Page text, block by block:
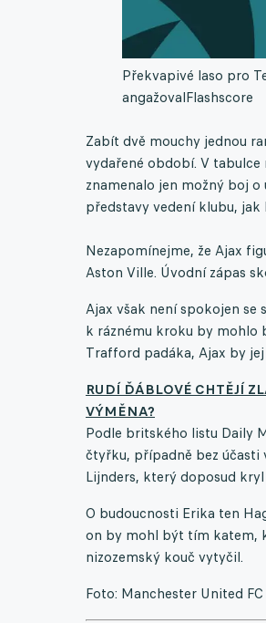
Překvapivé laso pro
angažovalFlashscore
Zabít dvě mouchy jednou
vydařené období. V tabulce
znamenalo jen možný boj
představy vedení klubu,
Nezapomínejme, že Ajax
Aston Ville. Úvodní zápas
Ajax však není spokojen se
k ráznému kroku by mohlo
Trafford padáka, Ajax by jej
RUDÍ ĎÁBLOVÉ CHTĚJÍ
VÝMĚNA?
Podle britského listu Daily
čtyřku, případně bez účasti
Lijnders, který doposud
O budoucnosti Erika ten
on by mohl být tím katem,
nizozemský kouč vytyčil.
Foto: Manchester United FC